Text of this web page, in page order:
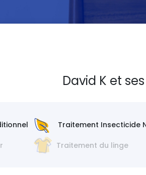
David K et
Traitement Insecticide
Traitement du linge